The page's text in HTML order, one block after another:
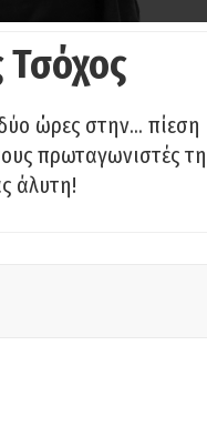
Τσόχος
ώρες στην… πίεση
πρωταγωνιστές
άλυτη!